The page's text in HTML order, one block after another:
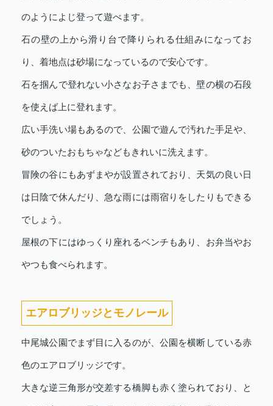
のようによじ登って遊べます。
石の壁の上から滑り台で降りられる仕組みになってお
り、着地点は砂場になっているので安心です。
石を掴んで登れない小さなお子さまでも、壁の横の石段
を使えば上に登れます。
広い手洗い場もあるので、公園で遊んで汚れた手足や、
砂のついたおもちゃなどもきれいに洗えます。
冒険の谷にもあずまやが設置されており、天気の良い日
は日陰で休んだり、急な雨には雨宿りをしたりもできる
でしょう。
屋根の下にはゆっくり座れるベンチもあり、お弁当やお
やつも食べられます。
エアロブリッジとモノレール
中尾城公園でまず目に入るのが、公園を横断している赤
色のエアロブリッジです。
大きな逆三角形が交差する橋脚も赤く塗られており、と